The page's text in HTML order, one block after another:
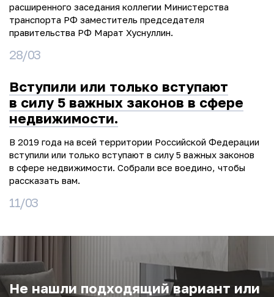
расширенного заседания коллегии Министерства
транспорта РФ заместитель председателя
правительства РФ Марат Хуснуллин.
28/03
Вступили или только вступают
в силу 5 важных законов в сфере
недвижимости.
В 2019 года на всей территории Российской Федерации
вступили или только вступают в силу 5 важных законов
в сфере недвижимости. Собрали все воедино, чтобы
рассказать вам.
11/03
Не нашли подходящий вариант или